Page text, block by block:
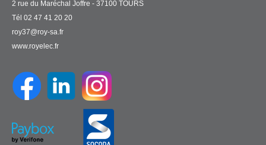
2 rue du Maréchal Joffre - 37100 TOURS
Tél 02 47 41 20 20
roy37@roy-sa.fr
www.royelec.fr